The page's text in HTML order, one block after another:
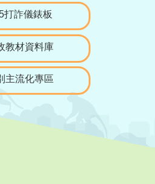
打詐儀錶板
教材資料庫
主流化專區